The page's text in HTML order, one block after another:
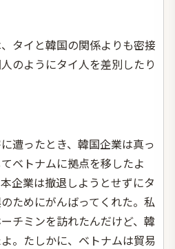
タイと韓国の関係よりも密接
のようにタイ人を差別したり
遭ったとき、韓国企業は真っ
ベトナムに拠点を移したよ
企業は撤退しようとせずにタ
ためにがんばってくれた。私
チミンを訪れたんだけど、韓
。たしかに、ベトナムは貿易